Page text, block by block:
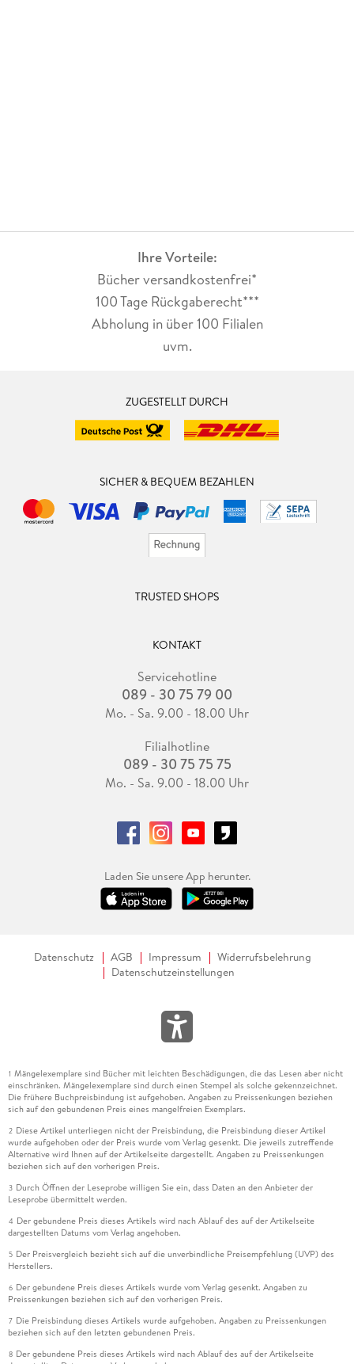
Ihre Vorteile:
Bücher versandkostenfrei*
100 Tage Rückgaberecht***
Abholung in über 100 Filialen
uvm.
ZUGESTELLT DURCH
SICHER & BEQUEM BEZAHLEN
TRUSTED SHOPS
KONTAKT
Servicehotline
089 - 30 75 79 00
Mo. - Sa. 9.00 - 18.00 Uhr
Filialhotline
089 - 30 75 75 75
Mo. - Sa. 9.00 - 18.00 Uhr
Laden Sie unsere App herunter.
Datenschutz AGB Impressum
Widerrufsbelehrung
Datenschutzeinstellungen
1 Mängelexemplare sind Bücher mit leichten Beschädigungen, die das Lesen aber nicht
einschränken. Mängelexemplare sind durch einen Stempel als solche gekennzeichnet.
Die frühere Buchpreisbindung ist aufgehoben. Angaben zu Preissenkungen beziehen
sich auf den gebundenen Preis eines mangelfreien Exemplars.
2 Diese Artikel unterliegen nicht der Preisbindung, die Preisbindung dieser Artikel
wurde aufgehoben oder der Preis wurde vom Verlag gesenkt. Die jeweils zutreffende
Alternative wird Ihnen auf der Artikelseite dargestellt. Angaben zu Preissenkungen
beziehen sich auf den vorherigen Preis.
3 Durch Öffnen der Leseprobe willigen Sie ein, dass Daten an den Anbieter der
Leseprobe übermittelt werden.
4 Der gebundene Preis dieses Artikels wird nach Ablauf des auf der Artikelseite
dargestellten Datums vom Verlag angehoben.
5 Der Preisvergleich bezieht sich auf die unverbindliche Preisempfehlung (UVP) des
Herstellers.
6 Der gebundene Preis dieses Artikels wurde vom Verlag gesenkt. Angaben zu
Preissenkungen beziehen sich auf den vorherigen Preis.
7 Die Preisbindung dieses Artikels wurde aufgehoben. Angaben zu Preissenkungen
beziehen sich auf den letzten gebundenen Preis.
8 Der gebundene Preis dieses Artikels wird nach Ablauf des auf der Artikelseite